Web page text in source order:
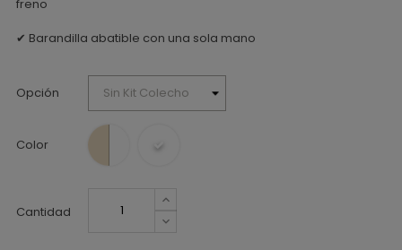
freno
✔ Barandilla abatible con una sola mano
Opción
Color
Cantidad